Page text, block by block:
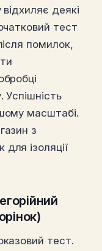
деякі
тест
помилок,
Успішність
масштабі.
з
ізоляції
тест.